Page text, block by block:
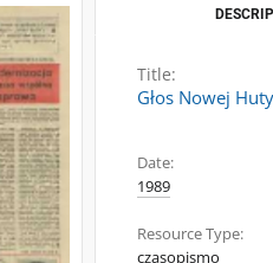
Title:
Głos Nowej
Date:
1989
Resource Type:
czasopismo